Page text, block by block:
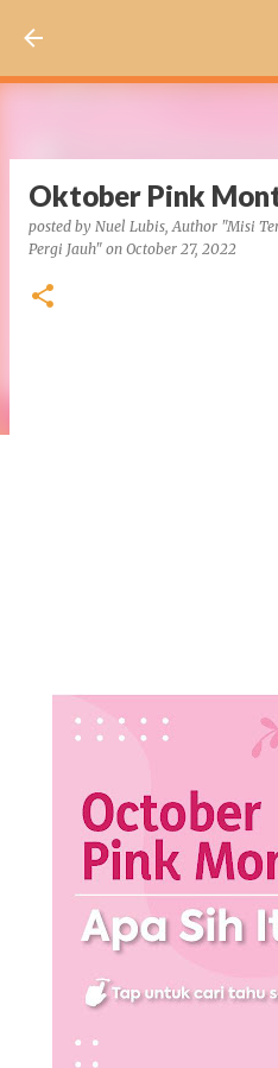
Oktober Pink
posted by Nuel Lubis, Author "Misi
Pergi Jauh" on October 27, 2022